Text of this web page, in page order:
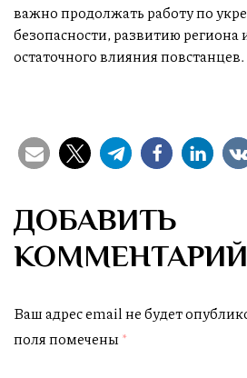
важно продолжать работу по
безопасности, развитию региона
остаточного влияния повстанцев.
ДОБАВИТЬ
КОММЕНТАРИЙ
Ваш адрес email не будет
поля помечены *